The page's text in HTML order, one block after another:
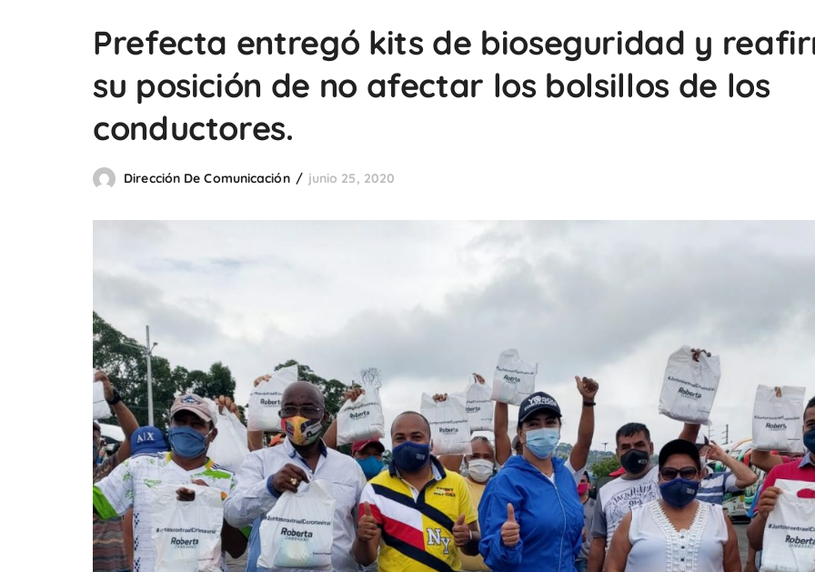
Prefecta entregó kits de bioseguridad y
su posición de no afectar los bolsillos de los
conductores.
Dirección De Comunicación junio 25, 2020